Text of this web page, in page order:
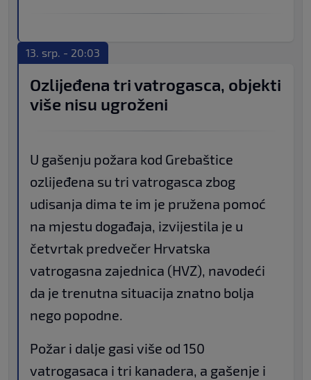
13. srp. - 20:03
Ozlijeđena tri vatrogasca, objekti
više nisu ugroženi
U gašenju požara kod Grebaštice
ozlijeđena su tri vatrogasca zbog
udisanja dima te im je pružena pomoć
na mjestu događaja, izvijestila je u
četvrtak predvečer Hrvatska
vatrogasna zajednica (HVZ), navodeći
da je trenutna situacija znatno bolja
nego popodne.
Požar i dalje gasi više od 150
vatrogasaca i tri kanadera, a gašenje i